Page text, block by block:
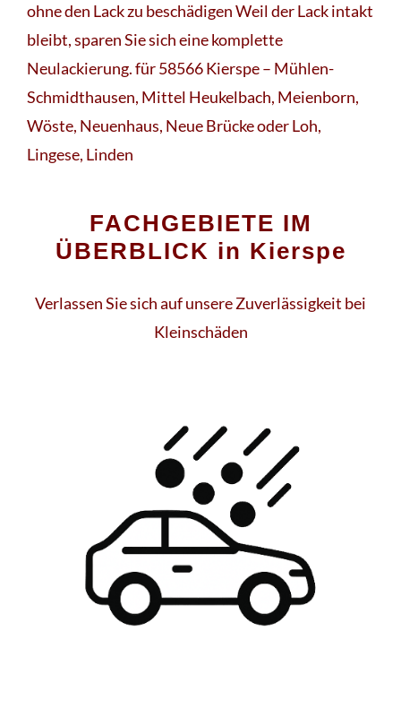
ohne den Lack zu beschädigen Weil der Lack intakt
bleibt, sparen Sie sich eine komplette
Neulackierung. für 58566 Kierspe – Mühlen-
Schmidthausen, Mittel Heukelbach, Meienborn,
Wöste, Neuenhaus, Neue Brücke oder Loh,
Lingese, Linden
FACHGEBIETE IM
ÜBERBLICK in Kierspe
Verlassen Sie sich auf unsere Zuverlässigkeit bei
Kleinschäden